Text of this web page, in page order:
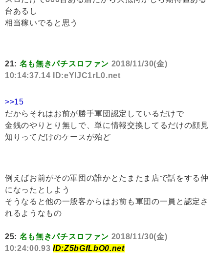
台あるし
相当稼いでると思う
21: 名も無きパチスロファン 2018/11/30(金)
10:14:37.14 ID:eYlJC1rL0.net
>>15
だからそれはお前が勝手軍団認定しているだけで
金銭のやりとり無しで、単に情報交換してるだけの顔見
知りってだけのケースが殆ど
例えばお前がその軍団の誰かとたまたま店で話をする仲
になったとしよう
そうなると他の一般客からはお前も軍団の一員と認定さ
れるようなもの
25: 名も無きパチスロファン 2018/11/30(金)
10:24:00.93 ID:Z5bGfLbO0.net